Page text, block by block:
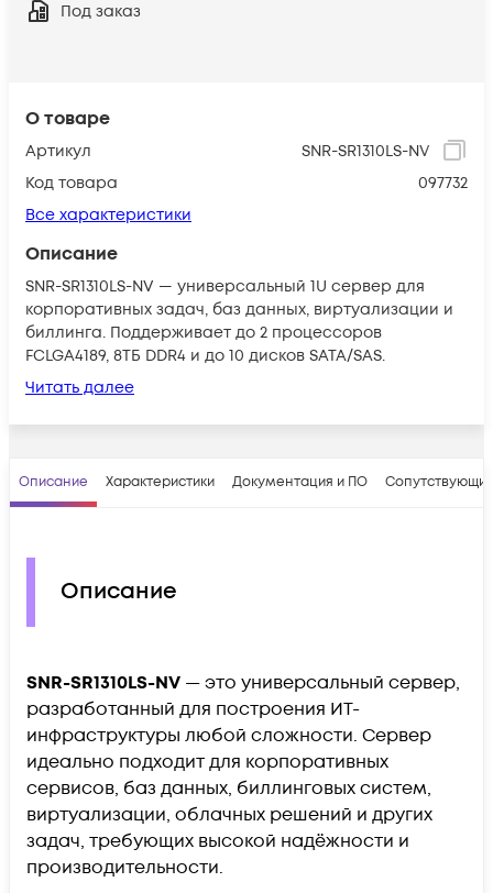
О товаре
Артикул
SNR-SR1310LS-NV
Код товара
097732
Все характеристики
Описание
SNR-SR1310LS-NV — универсальный 1U сервер для
корпоративных задач, баз данных, виртуализации и
биллинга. Поддерживает до 2 процессоров
FCLGA4189, 8ТБ DDR4 и до 10 дисков SATA/SAS.
Читать далее
Под заказ
Описание Характеристики Документация и ПО
Описание
SNR-SR1310LS-NV — это универсальный сервер,
разработанный для построения ИТ-
инфраструктуры любой сложности. Сервер
идеально подходит для корпоративных
сервисов, баз данных, биллинговых систем,
виртуализации, облачных решений и других
задач, требующих высокой надёжности и
производительности.